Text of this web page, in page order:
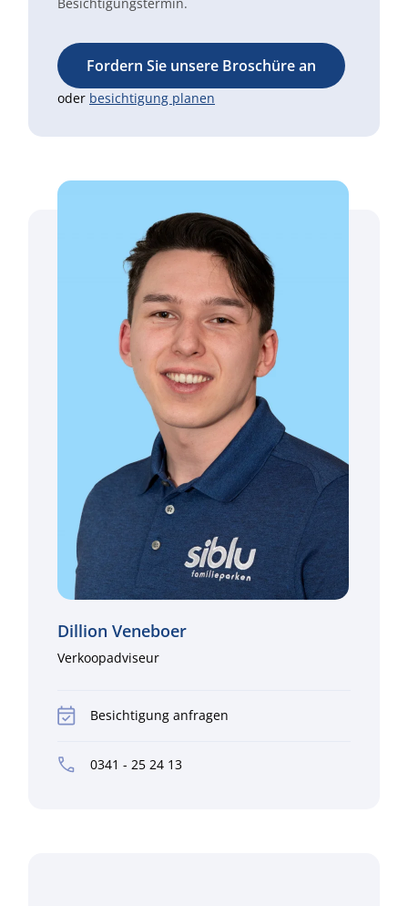
Fordern Sie unsere Broschüre an
oder besichtigung planen
Dillion Veneboer
Verkoopadviseur
Besichtigung anfragen
0341 - 25 24 13